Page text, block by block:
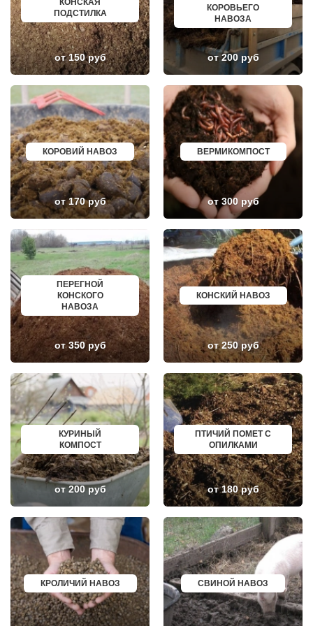
ГЛЕБОВСКИЙ
ГОЛИЦИНО
ГОРКИ ЛЕНИНСКИЕ
ГОРКИ-10
ДАВЫДОВО
ДЕДЕНЕВО
ДЕДОВСК
ДЕМИХОВО
ДЗЕРЖИНСКИЙ
ДМИТРОВ
ДОЛГОПРУДНЫЙ
ДОМОДЕДОВО
ДОРОХОВО
ДРЕЗНА
ДРУЖБА
ДУБКИ
ДУБНА
ДУБОВАЯ РОЩА
ЕГОРЬЕВСК
ЖЕЛЕЗНОДОРОЖНЫЙ
ЖИЛЕВО
ЖУКОВСКИЙ
ЗАГОРЯНСКИЙ
ЗАПРУДНЯ
ЗАРАЙСК
ЗАРЕЧЬЕ
ЗВЕНИГОРОД
ЗЕЛЕНОГРАД
ЗЕЛЕНОГРАДСКИЙ
ЗНАМЯ ОКТЯБРЯ
ИВАНТЕЕВКА
ИКША
ИСТРА
КАЛИНИНЕЦ
КАШИРА
КИЕВСКИЙ
КЛИМОВСК
КЛИН
КЛЯЗЬМА
КНУТОВО
КОЖИНО
КОКОШКИНО
КОЛЮБАКИНО
КОММУНАРКА
КОРЕНЕВО
КОРОЛЕВ
КОСИНО
КОТЕЛЬНИКИ
КРАСКОВО
КРАСНАЯ ПАХРА
КРАСНОАРМЕЙСК
КРАСНОГОРСК
КРАСНОЗАВОДСК
КРАСНОЗНАМЕНСК
КРАТОВО
ГОРЯЧИЙ КЛЮЧ
БОРОВИЧИ
ХАНТЫ МАНСИЙСК
ДМИТРИЕВ
ПЕТРОПАВЛОВСК КАМЧАТСКИЙ
АПШЕРОНСК
ВЕЛИКИЕ ЛУКИ
ЛОМОНОСОВ
НИЖНЕКАМСК
КАСПИЙСК
АЧИНСК
ЧЕРКЕССК
ЖЕЛЕЗНОГОРСК
АСБЕСТ
БОРИСОГЛЕБСК
БУЗУЛУК
ЕССЕНТУКИ
КАНСК
ТОСНО
ЭЛИСТА
ХАСАВЮРТ
УХТА
НОРИЛЬСК
РЕЖ
НОВОАЛТАЙСК
НЕВИННОМЫССК
ГОРНО АЛТАЙСК
КИНЕШМА
СЕРОВ
АЛЬМЕТЬЕВСК
ГРОЗНЫЙ
ЗЛАТОУСТ
НОВОЧЕБОКСАРСК
МИРНЫЙ
ГЕОРГИЕВСК
НОВОКУЙБЫШЕВСК
МИНЕРАЛЬНЫЕ ВОДЫ
ЕЛАБУГА
ЕЛЕЦ
ПАВЛОВО
КИСЛОВОДСК
КРОПОТКИН
УСОЛЬЕ
НИЖНЕВАРТОВСК
КОРЕНОВСК
ПИОНЕРСКИЙ
КИРИШИ
САРОВ
ЧАПАЕВСК
АЛЕКСИН
БЕЛОРЕЧЕНСК
БОЛЬШОЙ КАМЕНЬ
КИРЖАЧ
ПРИОЗЕРСК
САЛЬСК
ТОБОЛЬСК
КОНСКАЯ
ПОДСТИЛКА
от 150 руб
КОРОВЬЕГО
НАВОЗА
от 200 руб
КОРОВИЙ НАВОЗ
от 170 руб
ВЕРМИКОМПОСТ
от 300 руб
ПЕРЕГНОЙ
КОНСКОГО
НАВОЗА
от 350 руб
КОНСКИЙ НАВОЗ
от 250 руб
КУРИНЫЙ
КОМПОСТ
от 200 руб
ПТИЧИЙ ПОМЕТ С
ОПИЛКАМИ
от 180 руб
КРОЛИЧИЙ НАВОЗ СВИНОЙ НАВОЗ